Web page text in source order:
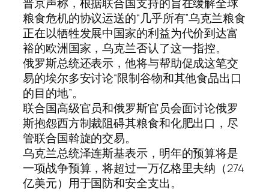
普京声称，根据联合国支持的旨在缓解全球
粮食危机的协议运送的“几乎所有”乌克兰粮食
正在以牺牲发展中国家的利益为代价到达富
裕的欧洲国家，乌克兰否认了这一指控。
俄罗斯总统还表示，他将与帮助促成这笔交
易的埃尔多安讨论“限制谷物和其他食品出口
的目的地”。
联合国高级官员和俄罗斯官员会面讨论俄罗
斯抱怨西方制裁阻碍其粮食和化肥出口，尽
管联合国斡旋的交易。
乌克兰总统泽连斯基表示，明年的预算将是
一项战争预算，将超过一万亿格里夫纳（274
亿美元）用于国防和安全支出。